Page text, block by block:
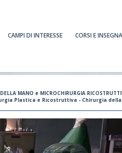
CAMPI DI INTERESSE CORSI E
MANO e MICROCHIRURGIA
Plastica e Ricostruttiva - Chirurgia